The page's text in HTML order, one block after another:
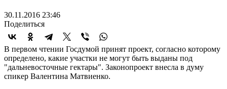
30.11.2016 23:46
Поделиться
В первом чтении Госдумой принят проект, согласно которому
определено, какие участки не могут быть выданы под
"дальневосточные гектары". Законопроект внесла в думу
спикер Валентина Матвиенко.